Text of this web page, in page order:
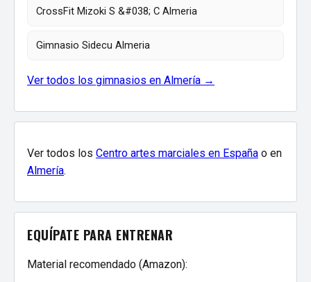
CrossFit Mizoki S &#038; C Almeria
Gimnasio Sidecu Almeria
Ver todos los gimnasios en Almería →
Ver todos los Centro artes marciales en España o en
Almería.
EQUÍPATE PARA ENTRENAR
Material recomendado (Amazon):